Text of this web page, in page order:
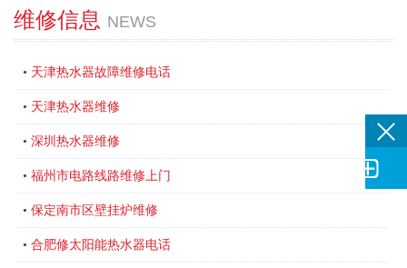
维修信息 NEWS
• 天津热水器故障维修电话
• 天津热水器维修
• 深圳热水器维修
• 福州市电路线路维修上门
• 保定南市区壁挂炉维修
• 合肥修太阳能热水器电话
